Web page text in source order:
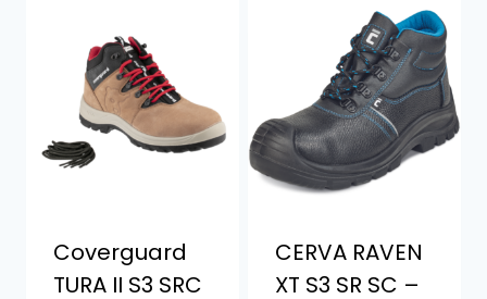
Coverguard
TURA II S3 SRC
CERVA RAVEN
XT S3 SR SC –